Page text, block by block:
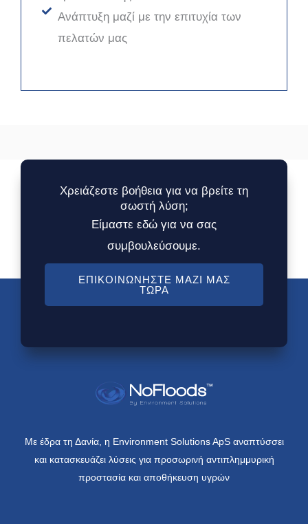
Ανάπτυξη μαζί με την επιτυχία των
πελατών μας
Χρειάζεστε βοήθεια για να βρείτε τη
σωστή λύση;
Είμαστε εδώ για να σας
συμβουλεύσουμε.
ΕΠΙΚΟΙΝΩΝΉΣΤΕ ΜΑΖΊ ΜΑΣ
ΤΏΡΑ
Με έδρα τη Δανία, η Environment Solutions ApS αναπτύσσει
και κατασκευάζει λύσεις για προσωρινή αντιπλημμυρική
προστασία και αποθήκευση υγρών